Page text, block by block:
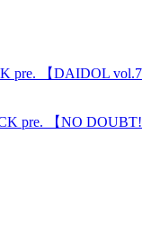
【DAIDOL
pre. 【NO DOUBT!!